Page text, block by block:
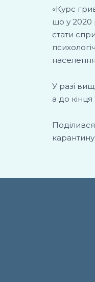
«Курс
що у 2020
стати
У разі
а до
карантину.